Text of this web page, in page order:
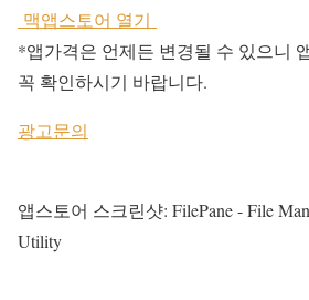
맥앱스토어 열기
*앱가격은 언제든 변경될 수 있으니
꼭 확인하시기 바랍니다.
광고문의
앱스토어 스크린샷: FilePane - File
Utility